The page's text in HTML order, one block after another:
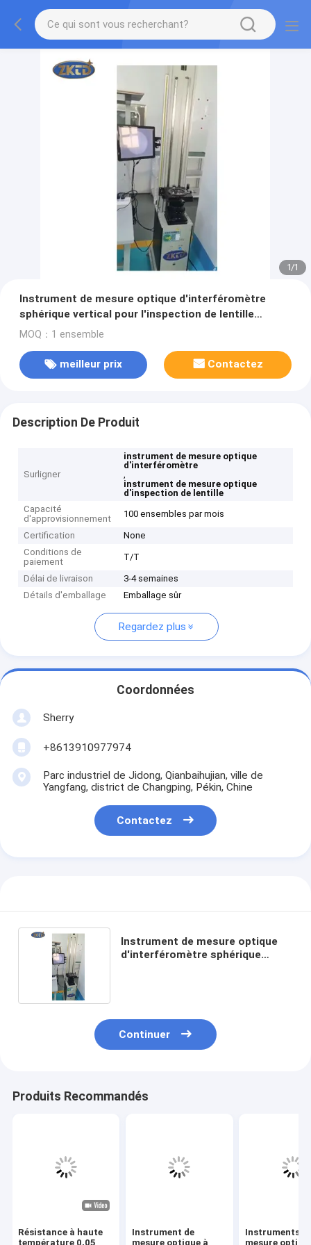
1/1
Instrument de mesure optique d'interféromètre
sphérique vertical pour l'inspection de lentille
optique
MOQ：1 ensemble
meilleur prix Contactez
Description De Produit
Surligner
instrument de mesure optique
d'interféromètre
,
instrument de mesure optique
d'inspection de lentille
Capacité
d'approvisionnement
100 ensembles par mois
Certification
None
Conditions de
paiement
T/T
Délai de livraison
3-4 semaines
Détails d'emballage
Emballage sûr
Regardez plus
Coordonnées
Sherry
+8613910977974
Parc industriel de Jidong, Qianbaihujian, ville de
Yangfang, district de Changping, Pékin, Chine
Contactez
Instrument de mesure optique
d'interféromètre sphérique
Continuer
Produits Recommandés
Résistance à haute
température 0,05
Instrument de
mesure optique à
Instruments
mesure